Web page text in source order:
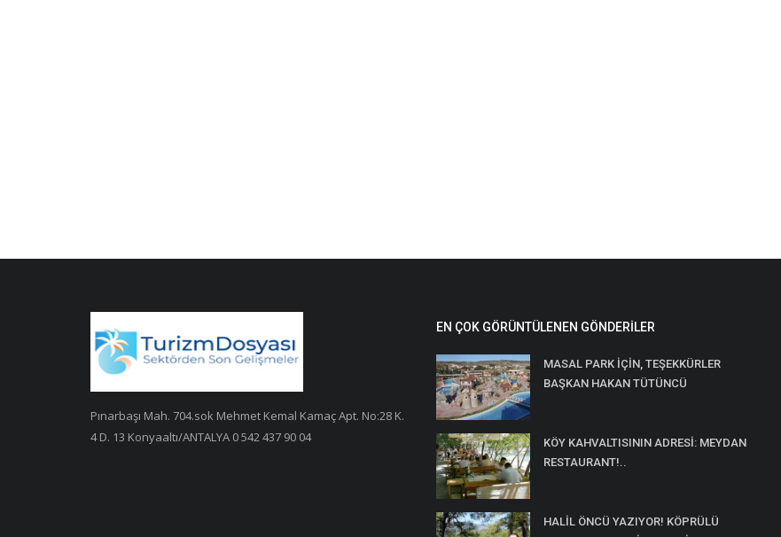
Pınarbaşı Mah. 704.sok Mehmet Kemal Kamaç Apt. No:28 K.
4 D. 13 Konyaaltı/ANTALYA 0 542 437 90 04
EN ÇOK GÖRÜNTÜLENEN GÖNDERILER
MASAL PARK İÇİN, TEŞEKKÜRLER
BAŞKAN HAKAN TÜTÜNCÜ
KÖY KAHVALTISININ ADRESİ: MEYDAN
RESTAURANT!..
HALİL ÖNCÜ YAZIYOR! KÖPRÜLÜ